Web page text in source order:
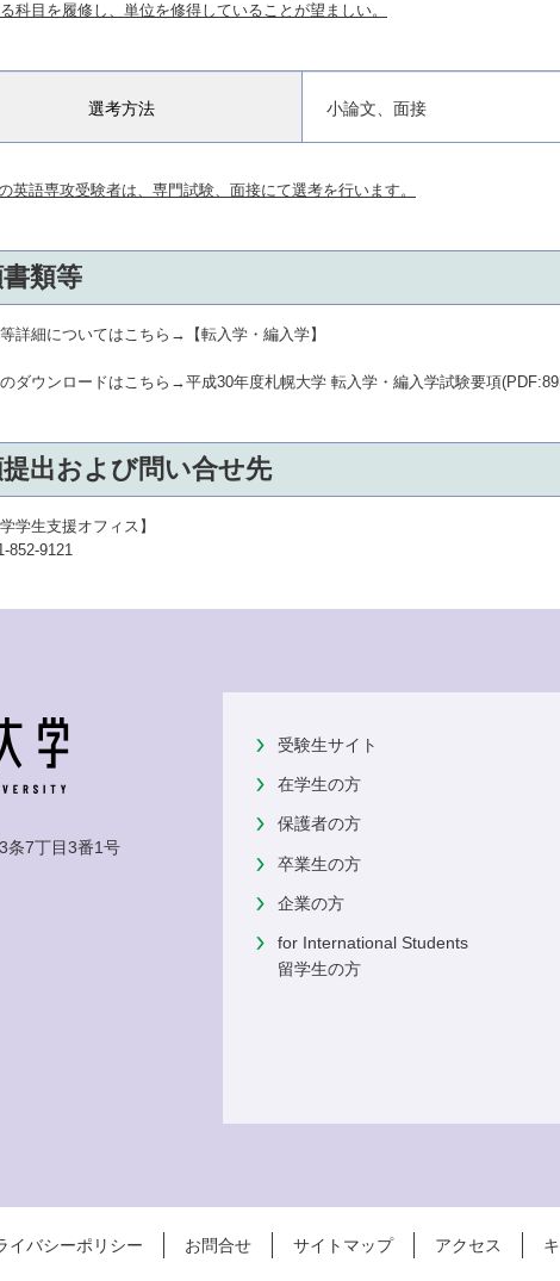
科目を履修し、単位を修得していることが望ましい。
選考方法 小論文、面接
英語専攻受験者は、専門試験、面接にて選考を行います。
類等
詳細についてはこちら→ 【転入学・編入学】
ダウンロードはこちら→平成30年度札幌大学 転入学・編入学試験要項
出および問い合せ先
学学生支援オフィス】
852-9121
7丁目3番1号
受験生サイト
在学生の方
保護者の方
卒業生の方
企業の方
for International Students
留学生の方
イバシーポリシー お問合せ サイトマップ アクセス